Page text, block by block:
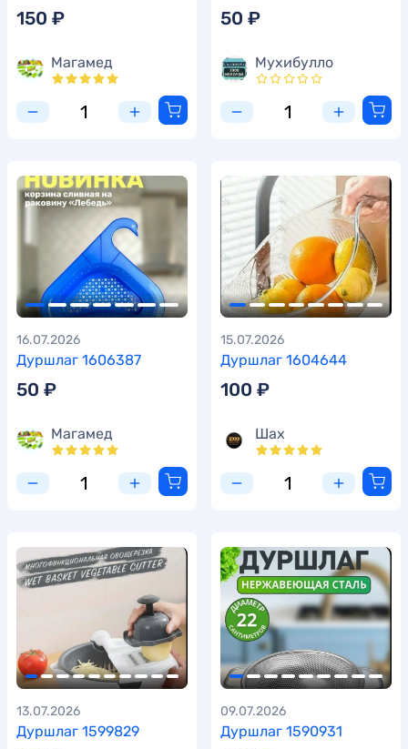
150 ₽
Магамед
50 ₽
Мухибулло
Дуршлаг 1606387
16.07.2026
50 ₽
Магамед
Дуршлаг 1604644
15.07.2026
100 ₽
Шах
Дуршлаг 1599829
13.07.2026
Дуршлаг 1590931
09.07.2026